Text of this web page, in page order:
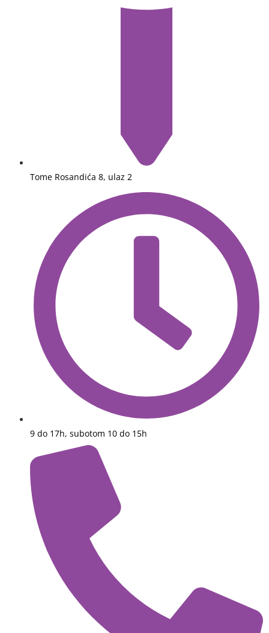
Tome Rosandića 8, ulaz 2
9 do 17h, subotom 10 do 15h